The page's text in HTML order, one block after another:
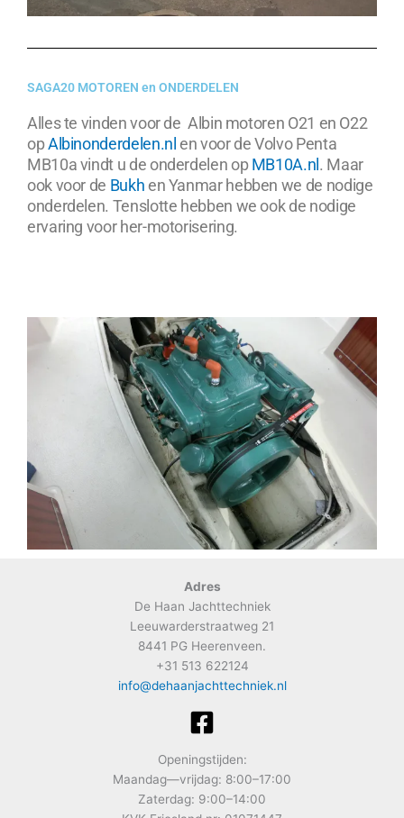
SAGA20 MOTOREN en ONDERDELEN
Alles te vinden voor de Albin motoren O21 en O22
opAlbinonderdelen.nl en voor de Volvo Penta
MB10a vindt u de onderdelen opMB10A.nl . Maar
ook voor de Bukh en Yanmar hebben we de nodige
onderdelen. Tenslotte hebben we ook de nodige
ervaring voor her-motorisering.
Adres
De Haan Jachttechniek
Leeuwarderstraatweg 21
8441 PG Heerenveen.
+31 513 622124
info@dehaanjachttechniek.nl
Openingstijden:
Maandag—vrijdag: 8:00–17:00
Zaterdag: 9:00–14:00